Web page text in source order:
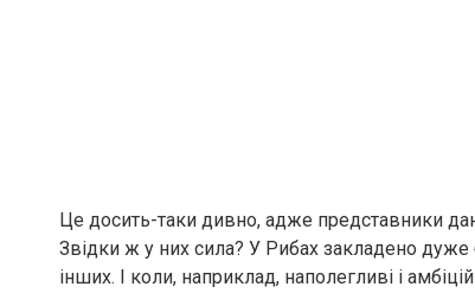
Це досить-таки дивно, адже представники
Звідки ж у них сила? У Рибах закладено дуже
інших. І коли, наприклад, наполегливі і